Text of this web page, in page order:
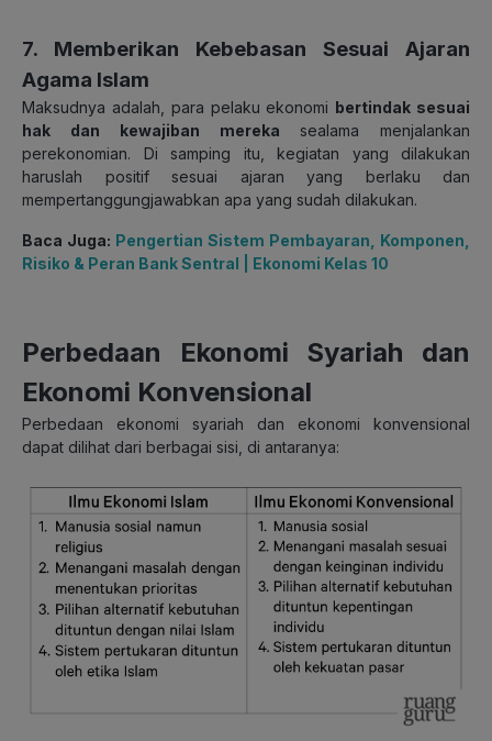
7. Memberikan Kebebasan Sesuai Ajaran
Agama Islam
Maksudnya adalah, para pelaku ekonomi bertindak sesuai
hak dan kewajiban mereka sealama menjalankan
perekonomian. Di samping itu, kegiatan yang dilakukan
haruslah positif sesuai ajaran yang berlaku dan
mempertanggungjawabkan apa yang sudah dilakukan.
Baca Juga: Pengertian Sistem Pembayaran, Komponen,
Risiko & Peran Bank Sentral | Ekonomi Kelas 10
Perbedaan Ekonomi Syariah dan
Ekonomi Konvensional
Perbedaan ekonomi syariah dan ekonomi konvensional
dapat dilihat dari berbagai sisi, di antaranya: